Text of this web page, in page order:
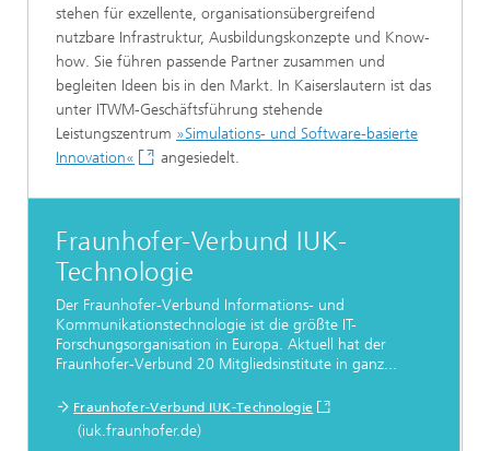
stehen für exzellente, organisationsübergreifend
nutzbare Infrastruktur, Ausbildungskonzepte und Know-
how. Sie führen passende Partner zusammen und
begleiten Ideen bis in den Markt. In Kaiserslautern ist das
unter ITWM-Geschäftsführung stehende
Leistungszentrum »Simulations- und Software-basierte
Innovation«
angesiedelt.
Fraunhofer-Verbund IUK-
Technologie
Der Fraunhofer-Verbund Informations- und
Kommunikationstechnologie ist die größte IT-
Forschungsorganisation in Europa. Aktuell hat der
Fraunhofer-Verbund 20 Mitgliedsinstitute in ganz...
Fraunhofer-Verbund IUK-Technologie
(iuk.fraunhofer.de)